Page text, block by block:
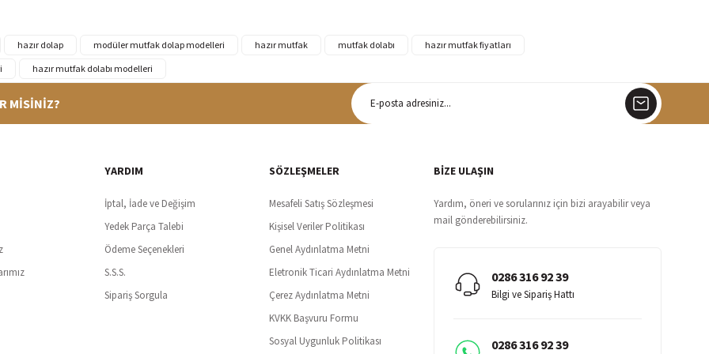
hazır dolap modüler mutfak dolap modelleri hazır mutfak mutfak dolabı
hazır mutfak fiyatları
hazır mutfak dolabı modelleri
SSl sertifikası ve 3D ödeme ile bilgileriniz güvende
Tüm ürünlerde ücretsiz teslimat
MİSİNİZ?
YARDIM
İptal, İade ve Değişim
Yedek Parça Talebi
Ödeme Seçenekleri
S.S.S.
Sipariş Sorgula
SÖZLEŞMELER
Mesafeli Satış Sözleşmesi
Kişisel Veriler Politikası
Genel Aydınlatma Metni
Eletronik Ticari Aydınlatma Metni
Çerez Aydınlatma Metni
KVKK Başvuru Formu
Sosyal Uygunluk Politikası
BİZE ULAŞIN
Yardım, öneri ve sorularınız için bizi arayabilir veya
mail gönderebilirsiniz.
0286 316 92 39
Bilgi ve Sipariş Hattı
0286 316 92 39